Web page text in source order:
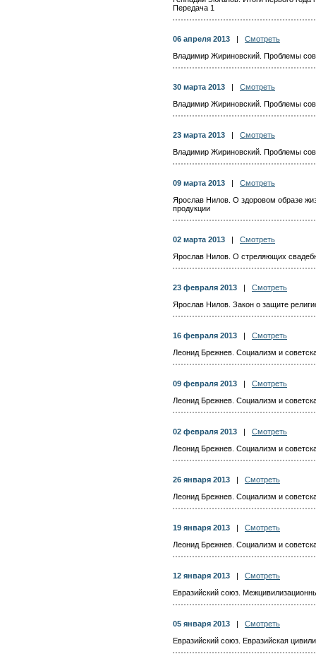
Передача 1
06 апреля 2013
Смотреть
Владимир Жириновский. Проблемы
30 марта 2013
Смотреть
Владимир Жириновский. Проблемы
23 марта 2013
Смотреть
Владимир Жириновский. Проблемы
09 марта 2013
Смотреть
Ярослав Нилов. О здоровом образе
продукции
02 марта 2013
Смотреть
Ярослав Нилов. О стреляющих
23 февраля 2013
Смотреть
Ярослав Нилов. Закон о защите
16 февраля 2013
Смотреть
Леонид Брежнев. Социализм и
09 февраля 2013
Смотреть
Леонид Брежнев. Социализм и
02 февраля 2013
Смотреть
Леонид Брежнев. Социализм и
26 января 2013
Смотреть
Леонид Брежнев. Социализм и
19 января 2013
Смотреть
Леонид Брежнев. Социализм и
12 января 2013
Смотреть
Евразийский союз.
05 января 2013
Смотреть
Евразийский союз. Евразийская